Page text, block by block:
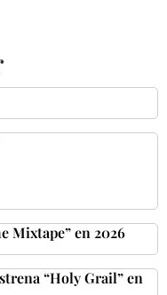
Mixtape” en 2026
“Holy Grail” en